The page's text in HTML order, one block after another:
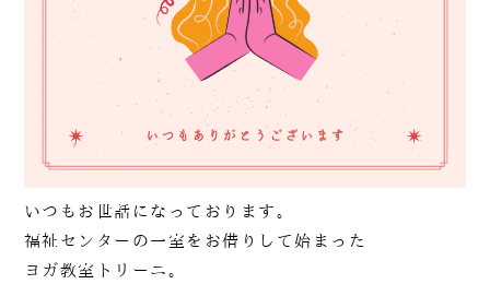
いつもお世話になっております。
福祉センターの一室をお借りして始まった
ヨガ教室トリーニ。
090-1302-3033
火曜日～日曜日 / 8：00～20：00（月曜日定休）